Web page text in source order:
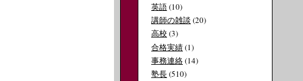
英語(10)
講師の雑談 (20)
高校 (3)
合格実績(1)
事務連絡(14)
塾長(510)